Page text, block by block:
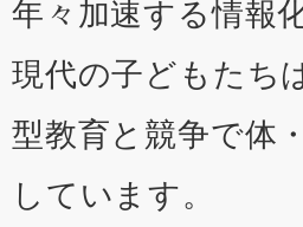
年々加速する情報
現代の子どもたち
型教育と競争で体
しています。